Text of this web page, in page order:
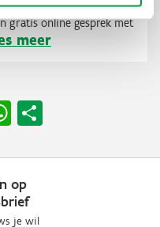
technologie,
gratis online gesprek met
meer
WhatsApp
op
je wil